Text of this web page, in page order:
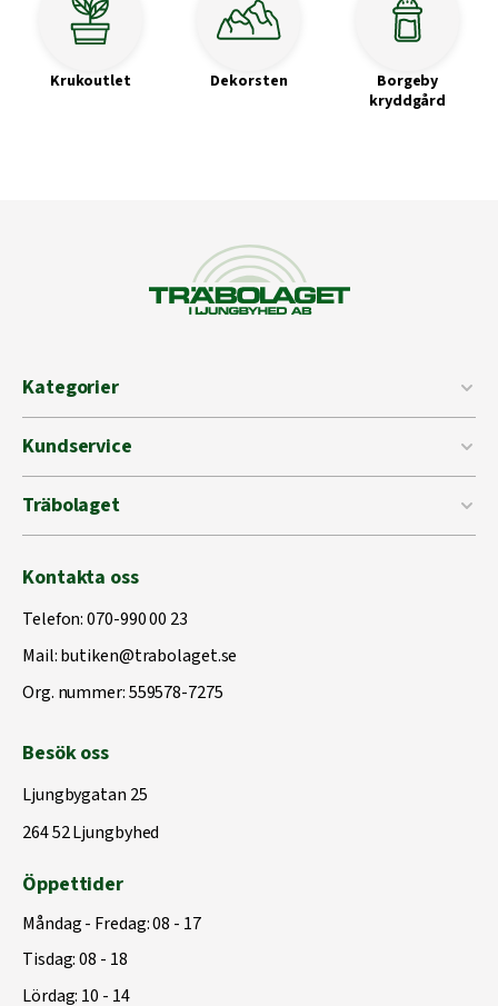
Krukoutlet Dekorsten
Borgeby
kryddgård
Kategorier
Kundservice
Träbolaget
Kontakta oss
Telefon:070-990 00 23
Mail:butiken@trabolaget.se
Org. nummer: 559578-7275
Besök oss
Ljungbygatan 25
264 52 Ljungbyhed
Öppettider
Måndag - Fredag: 08 - 17
Tisdag: 08 - 18
Lördag: 10 - 14